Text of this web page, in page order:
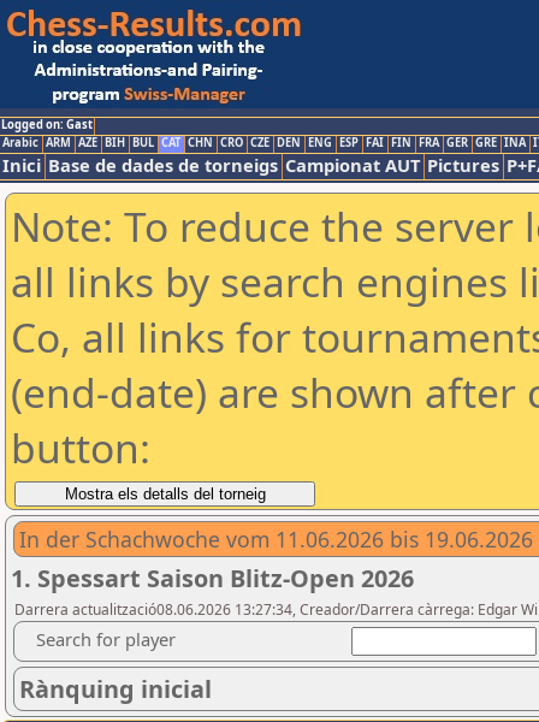
Logged on: Gast
Arabic ARM AZE BIH BUL CAT CHN CRO CZE DEN ENG ESP FAI FIN FRA GER GRE INA
Inici Base de dades de torneigs Campionat AUT Pictures
Note: To reduce the
all links by search engines
Co, all links for
(end-date) are shown
button:
In der Schachwoche vom 11.06.2026 bis
1. Spessart Saison Blitz-Open 2026
Darrera actualització08.06.2026 13:27:34, Creador/Darrera càrrega: Edgar
Search for player
Rànquing inicial